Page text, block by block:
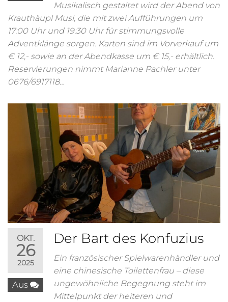
Musikalisch gestaltet wird der Abend von
Krauthäupl Musi, die mit zwei Aufführungen um
17:00 Uhr und 19:30 Uhr für stimmungsvolle
Adventklänge sorgen. Karten sind im Vorverkauf um
€ 12,- sowie an der Abendkasse um € 15,- erhältlich.
Reservierungen nimmt Marianne Pachler unter
0676/6917118…
OKT.
26
2025
Aus
Der Bart des Konfuzius
Ein französischer Spielwarenhändler und
eine chinesische Toilettenfrau – diese
ungewöhnliche Begegnung steht im
Mittelpunkt der heiteren und